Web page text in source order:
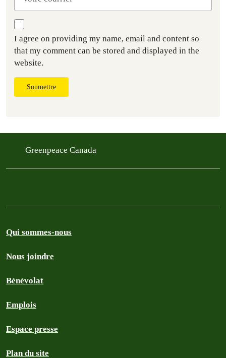
I agree on providing my name, email and content so
that my comment can be stored and displayed in the
website.
Soumettre
Greenpeace Canada
Qui sommes-nous
Nous joindre
Bénévolat
Emplois
Espace presse
Plan du site